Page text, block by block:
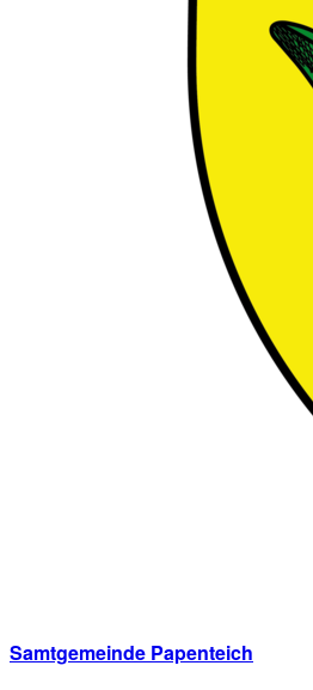
Samtgemeinde Papenteich